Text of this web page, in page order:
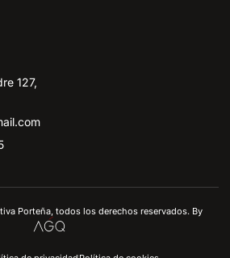
127,
Porteña, todos los derechos reservados. By